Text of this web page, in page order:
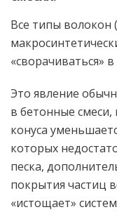
Все типы волокон
«сворачиваться»
Это явление
в бетонные смеси,
конуса
которых
песка,
покрытия частиц
«истощает»